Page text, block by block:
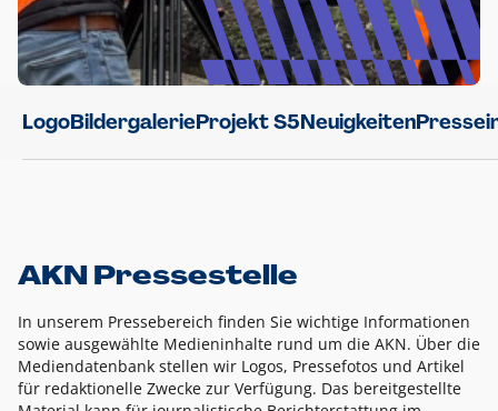
LogoBildergalerieProjekt S5Neuigkeiten
AKN Pressestelle
In unserem Pressebereich finden Sie wichtige Informationen
sowie ausgewählte Medieninhalte rund um die AKN. Über die
Mediendatenbank stellen wir Logos, Pressefotos und Artikel
für redaktionelle Zwecke zur Verfügung. Das bereitgestellte